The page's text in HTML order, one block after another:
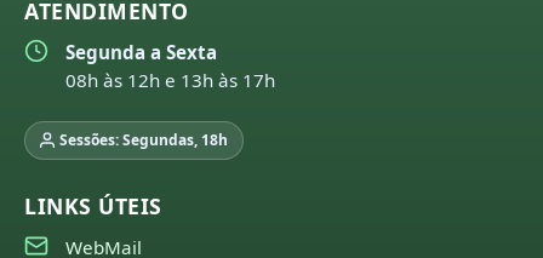
ATENDIMENTO
Segunda a Sexta
08h às 12h e 13h às 17h
Sessões: Segundas, 18h
LINKS ÚTEIS
WebMail